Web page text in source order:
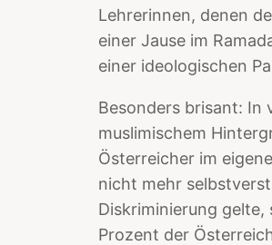
Lehrerinnen, denen
einer Jause im
einer ideologischen
Besonders brisant: In
muslimischem
Österreicher im
nicht mehr
Diskriminierung gelte,
Prozent der